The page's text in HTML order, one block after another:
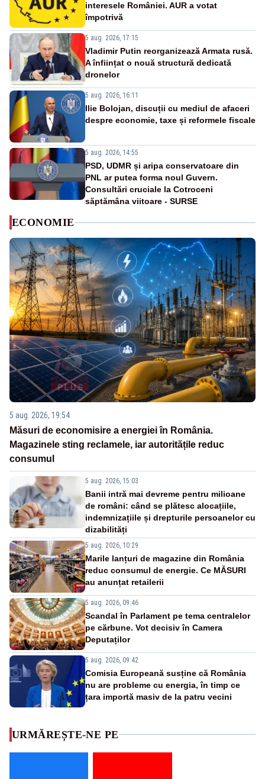
interesele României. AUR a votat
împotrivă
5 aug. 2026, 17:15
Vladimir Putin reorganizează Armata rusă.
A înființat o nouă structură dedicată
dronelor
5 aug. 2026, 16:11
Ilie Bolojan, discuții cu mediul de afaceri
despre economie, taxe și reformele fiscale
5 aug. 2026, 14:55
PSD, UDMR și aripa conservatoare din
PNL ar putea forma noul Guvern.
Consultări cruciale la Cotroceni
săptămâna viitoare - SURSE
ECONOMIE
5 aug. 2026, 19:54
Măsuri de economisire a energiei în România.
Magazinele sting reclamele, iar autoritățile reduc
consumul
5 aug. 2026, 15:03
Banii intră mai devreme pentru milioane
de români: când se plătesc alocațiile,
indemnizațiile și drepturile persoanelor cu
dizabilități
5 aug. 2026, 10:29
Marile lanțuri de magazine din România
reduc consumul de energie. Ce MĂSURI
au anunțat retailerii
5 aug. 2026, 09:46
Scandal în Parlament pe tema centralelor
pe cărbune. Vot decisiv în Camera
Deputaților
5 aug. 2026, 09:42
Comisia Europeană susține că România
nu are probleme cu energia, în timp ce
țara importă masiv de la patru vecini
URMĂREȘTE-NE PE